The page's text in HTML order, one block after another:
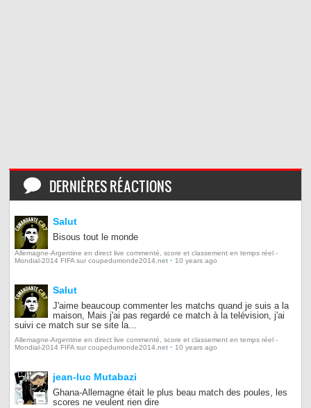
DERNIÈRES RÉACTIONS
Salut
Bisous tout le monde
Allemagne-Argentine en direct live commenté, score et classement en temps réel -
Mondial-2014 FIFA sur coupedumonde2014.net · 10 years ago
Salut
J'aime beaucoup commenter les matchs quand je suis a la
maison, Mais j'ai pas regardé ce match à la telévision, j'ai
suivi ce match sur se site la...
Allemagne-Argentine en direct live commenté, score et classement en temps réel -
Mondial-2014 FIFA sur coupedumonde2014.net · 10 years ago
jean-luc Mutabazi
Ghana-Allemagne était le plus beau match des poules, les
scores ne veulent rien dire